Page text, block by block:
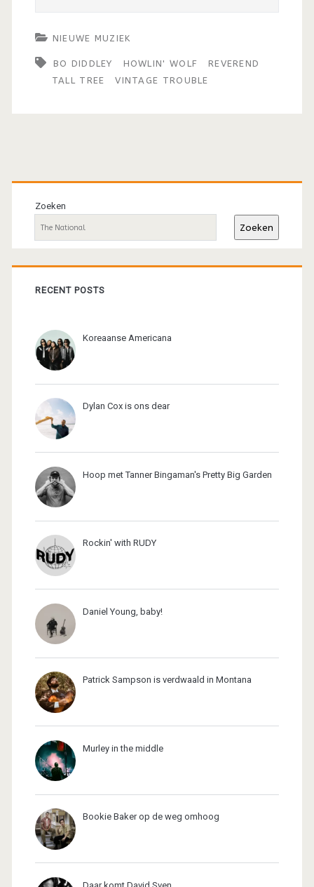
NIEUWE MUZIEK
BO DIDDLEY HOWLIN' WOLF
REVEREND
TALL TREE
VINTAGE TROUBLE
Primaire
sidebar
Zoeken
Zoeken
RECENT POSTS
Koreaanse Americana
Dylan Cox is ons dear
Hoop met Tanner Bingaman's Pretty Big Garden
Rockin' with RUDY
Daniel Young, baby!
Patrick Sampson is verdwaald in Montana
Murley in the middle
Bookie Baker op de weg omhoog